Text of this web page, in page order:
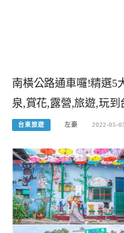
南橫公路通車囉!精選5
泉,賞花,露營,旅遊,玩到
台東旅遊 左豪 2022-05-